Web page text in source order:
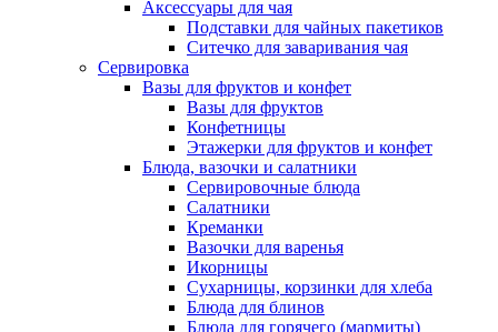
Аксессуары для чая
Подставки для чайных пакетиков
Ситечко для заваривания чая
Сервировка
Вазы для фруктов и конфет
Вазы для фруктов
Конфетницы
Этажерки для фруктов и конфет
Блюда, вазочки и салатники
Сервировочные блюда
Салатники
Креманки
Вазочки для варенья
Икорницы
Сухарницы, корзинки для хлеба
Блюда для блинов
Блюда для горячего (мармиты)